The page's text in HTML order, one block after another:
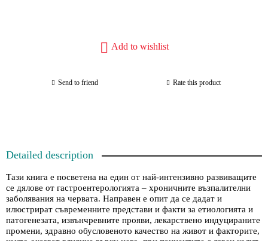
Add to wishlist
Send to friend Rate this product
Detailed description
Тази книга е посветена на един от най-интензивно развиващите
се дялове от гастроентерологията – хроничните възпалителни
заболявания на червата. Направен е опит да се дадат и
илюстрират съвременните представи и факти за етиологията и
патогенезата, извънчревните прояви, лекарствено индуцираните
промени, здравно обусловеното качество на живот и факторите,